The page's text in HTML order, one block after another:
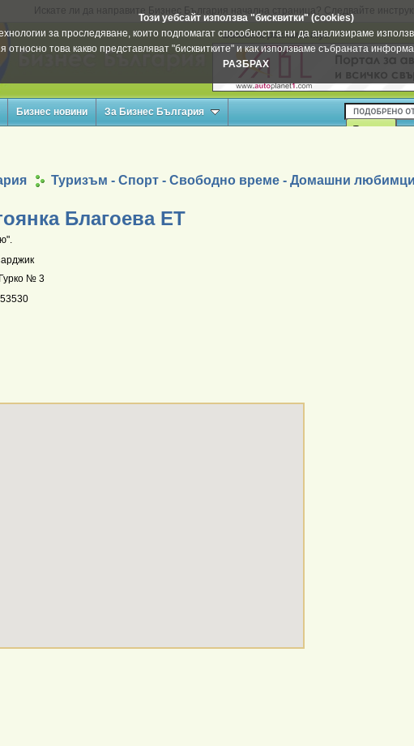
Искате ли да направите Бизнес България начална страница? Следвайте
Този уебсайт използва "бисквитки" (cookies)
за проследяване, които подпомагат способността ни да анализираме
това какво представляват "бисквитките" и как използваме събраната
РАЗБРАХ
Вашата реклама тук
Бизнес новини За Бизнес България
Туризъм - Спорт - Свободно време - Домашни любимци
Благоева ЕТ
№ 3